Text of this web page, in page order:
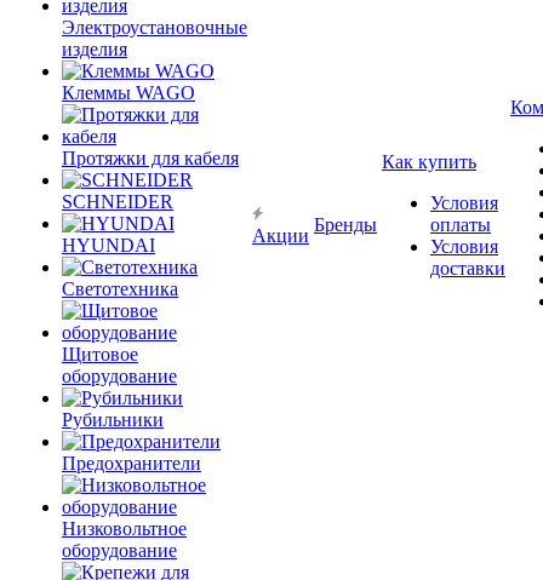
Электроустановочные
изделия
Клеммы WAGO
Протяжки для кабеля
SCHNEIDER
HYUNDAI
Светотехника
Щитовое
оборудование
Рубильники
Предохранители
Низковольтное
оборудование
Акции
Бренды
Как купить
Условия
оплаты
Условия
доставки